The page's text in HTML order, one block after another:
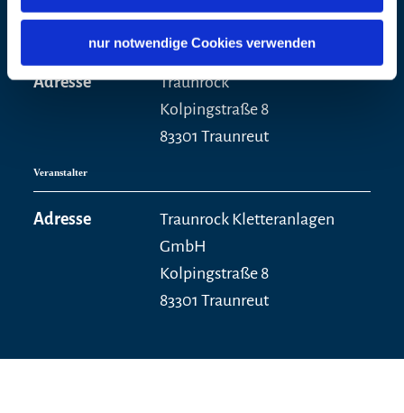
nur notwendige Cookies verwenden
Adresse
Traunrock
Kolpingstraße 8
83301 Traunreut
Veranstalter
Adresse
Traunrock Kletteranlagen
GmbH
Kolpingstraße 8
83301 Traunreut